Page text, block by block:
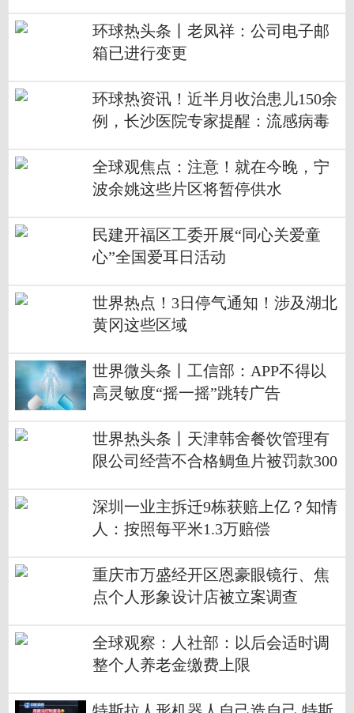
环球热头条丨老凤祥：公司电子邮
箱已进行变更
环球热资讯！近半月收治患儿150余
例，长沙医院专家提醒：流感病毒
全球观焦点：注意！就在今晚，宁
波余姚这些片区将暂停供水
民建开福区工委开展“同心关爱童
心”全国爱耳日活动
世界热点！3日停气通知！涉及湖北
黄冈这些区域
世界微头条丨工信部：APP不得以
高灵敏度“摇一摇”跳转广告
世界热头条丨天津韩舍餐饮管理有
限公司经营不合格鲷鱼片被罚款300
深圳一业主拆迁9栋获赔上亿？知情
人：按照每平米1.3万赔偿
重庆市万盛经开区恩豪眼镜行、焦
点个人形象设计店被立案调查
全球观察：人社部：以后会适时调
整个人养老金缴费上限